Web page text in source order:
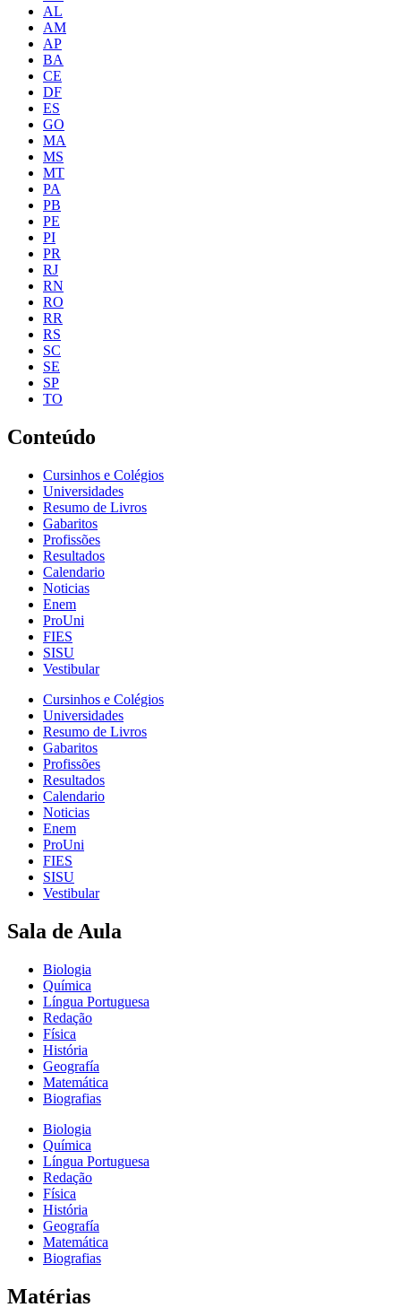
AL
AM
AP
BA
CE
DF
ES
GO
MA
MS
MT
PA
PB
PE
PI
PR
RJ
RN
RO
RR
RS
SC
SE
SP
TO
Conteúdo
Cursinhos e Colégios
Universidades
Resumo de Livros
Gabaritos
Profissões
Resultados
Calendario
Noticias
Enem
ProUni
FIES
SISU
Vestibular
Cursinhos e Colégios
Universidades
Resumo de Livros
Gabaritos
Profissões
Resultados
Calendario
Noticias
Enem
ProUni
FIES
SISU
Vestibular
Sala de Aula
Biologia
Química
Língua Portuguesa
Redação
Física
História
Geografía
Matemática
Biografias
Biologia
Química
Língua Portuguesa
Redação
Física
História
Geografía
Matemática
Biografias
Matérias